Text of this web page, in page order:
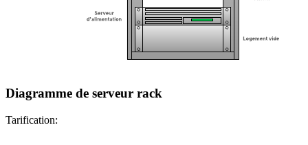
Diagramme de serveur rack
Tarification: